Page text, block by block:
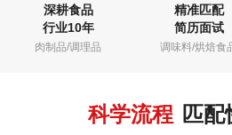
深耕食品
行业10年
肉制品/调理品
精准匹配
简历面试
调味料/烘焙食
科学流程 匹